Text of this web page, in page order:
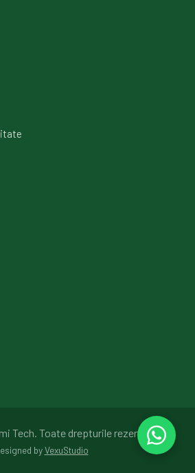
Tech. Toate drepturile rezervate.
byVexuStudio